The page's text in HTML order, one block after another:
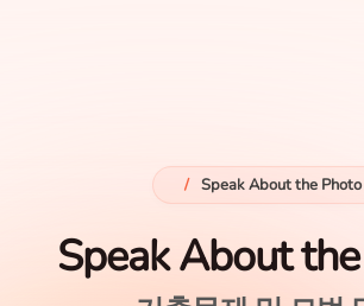
/ Speak About the Photo
Speak About